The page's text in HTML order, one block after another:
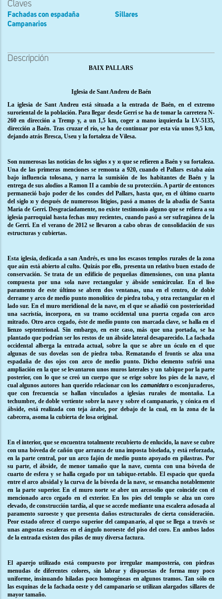
Claves
Fachadas con espadaña
Campanarios
Sillares
Descripción
BAIX PALLARS
Iglesia de Sant Andreu de Baén
La iglesia de Sant Andreu está situada a la entrada de Baén, en el extremo
suroriental de la población. Para llegar desde Gerri se ha de tomar la carretera N-
260 en dirección a Tremp y, a un 1,5 km, coger a mano izquierda la LV-5135,
dirección a Baén. Tras cruzar el río, se ha de continuar por esta vía unos 9,5 km,
dejando atrás Bresca, Useu y la fortaleza de Vilesa.
Son numerosas las noticias de los siglosx y xique se refieren a Baén y su fortaleza.
Una de las primeras menciones se remonta a 920, cuando el Pallars estaba aún
bajo influencia tolosana, y narra la sumisión de los habitantes de Baén y la
entrega de sus alodios a Ramon II a cambio de su protección. A partir de entonces
permaneció bajo poder de los condes del Pallars, hasta que, en el último cuarto
del siglo xi y después de numerosos litigios, pasó a manos de la abadía de Santa
Maria de Gerri. Desgraciadamente, no existe testimonio alguno que se refiera a su
iglesia parroquial hasta fechas muy recientes, cuando pasó a ser sufragánea de la
de Gerri. En el verano de 2012 se llevaron a cabo obras de consolidación de sus
estructuras y cubiertas.
Esta iglesia, dedicada a san Andrés, es uno los escasos templos rurales de la zona
que aún está abierto al culto. Quizás por ello, presenta un relativo buen estado de
conservación. Se trata de un edificio de pequeñas dimensiones, con una planta
compuesta por una sola nave rectangular y ábside semicircular. En el liso
paramento de este último se abren dos ventanas, una en el centro, de doble
derrame y arco de medio punto monolítico de piedra toba, y otra rectangular en el
lado sur. En el muro meridional de la nave, en el que se añadió con posterioridad
una sacristía, incorpora, en su tramo occidental una puerta cegada con arco
mitrado. Otro arco cegado, éste de medio punto con marcada clave, se halla en el
lienzo septentrional. Sin embargo, en este caso, más que una portada, se ha
plantado que podrían ser los restos de un ábside lateral desaparecido. La fachada
occidental alberga la entrada actual, sobre la que se abre un óculo en el que
algunas de sus dovelas son de piedra toba. Rematando el frontis se alza una
espadaña de dos ojos con arco de medio punto. Dicho elemento sufrió una
ampliación en la que se levantaron unos muros laterales y un tabique por la parte
posterior, con lo que se creó un cuerpo que se erige sobre los pies de la nave, el
cual algunos autores han querido relacionar con los comunidorso esconjuraderos,
que con frecuencia se hallan vinculados a iglesias rurales de montaña. La
techumbre, de doble vertiente sobre la nave y sobre el campanario, y cónica en el
ábside, está realizada con teja árabe, por debajo de la cual, en la zona de la
cabecera, asoma la cubierta de losa original.
En el interior, que se encuentra totalmente recubierto de enlucido, la nave se cubre
con una bóveda de cañón que arranca de una imposta biselada, y está reforzada,
en la parte central, por un arco fajón de medio punto apoyado en pilastras. Por
su parte, el ábside, de menor tamaño que la nave, cuenta con una bóveda de
cuarto de esfera y se halla cegado por un tabique-retablo. El espacio que queda
entre el arco absidal y la curva de la bóveda de la nave, se ensancha notablemente
en la parte superior. En el muro norte se abre un arcosolio que coincide con el
mencionado arco cegado en el exterior. En los pies del templo se alza un coro
elevado, de construcción tardía, al que se accede mediante una escalera adosada al
paramento suroeste y que presenta daños estructurales de cierta consideración.
Peor estado ofrece el cuerpo superior del campanario, al que se llega a través se
unas angostas escaleras en el ángulo noroeste del piso del coro. En ambos lados
de la entrada existen dos pilas de muy diversa factura.
El aparejo utilizado está compuesto por irregular mampostería, con piedras
menudas de diferentes colores, sin labrar y dispuestas de forma muy poco
uniforme, insinuando hiladas poco homogéneas en algunos tramos. Tan sólo en
las esquinas de la fachada oeste y del campanario se utilizan alargados sillares de
mayor tamaño.